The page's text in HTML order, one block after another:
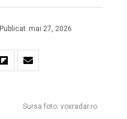
Publicat mai 27, 2026
Sursa foto: voxradar.ro